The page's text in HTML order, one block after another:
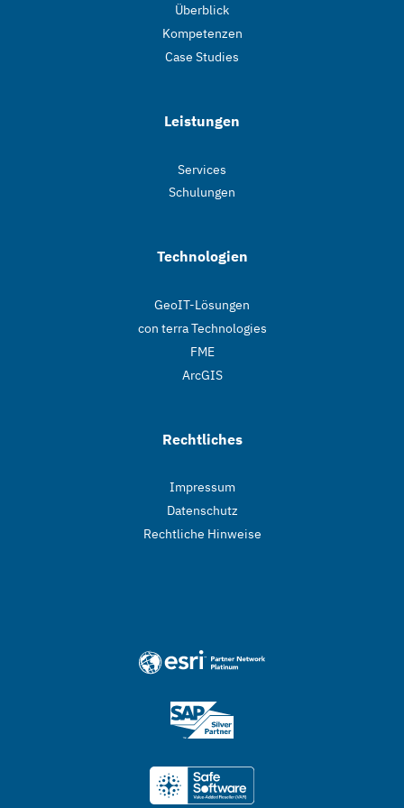
Überblick
Kompetenzen
Case Studies
Leistungen
Services
Schulungen
Technologien
GeoIT-Lösungen
con terra Technologies
FME
ArcGIS
Rechtliches
Impressum
Datenschutz
Rechtliche Hinweise